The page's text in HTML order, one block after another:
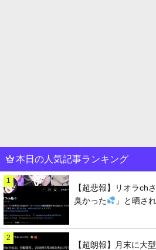
本日の人気記事ランキング
1
【超悲報】リオラch
臭かった
」と晒さ
2
【超朗報】月末に大